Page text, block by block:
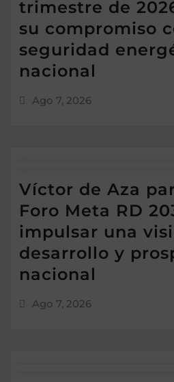
trimestre de
su compromiso
seguridad
nacional
Ago 7, 2026
Víctor de Aza
Foro Meta RD
impulsar una
desarrollo y
nacional
Ago 7, 2026